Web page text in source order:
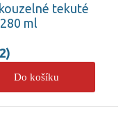
tekuté
ml
Do košíku